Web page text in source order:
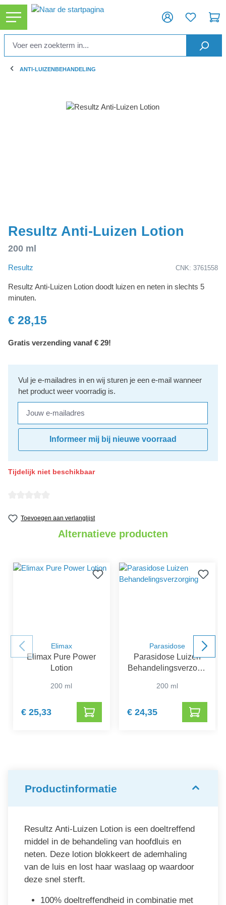
ANTI-LUIZENBEHANDELING
Afbeeldingengalerij overslaan
Resultz Anti-Luizen Lotion
200 ml
Resultz CNK: 3761558
Resultz Anti-Luizen Lotion doodt luizen en neten in slechts 5
minuten.
€ 28,15
Gratis verzending vanaf € 29!
Vul je e-mailadres in en wij sturen je een e-mail wanneer
het product weer voorradig is.
Informeer mij bij nieuwe voorraad
Tijdelijk niet beschikbaar
Toevoegen aan verlanglijst
Alternatieve producten
Elimax
Elimax Pure Power
Lotion
200 ml
€ 25,33
Parasidose
Parasidose Luizen
Behandelingsverzorgi
200 ml
€ 24,35
Productinformatie
Resultz Anti-Luizen Lotion is een doeltreffend
middel in de behandeling van hoofdluis en
neten. Deze lotion blokkeert de ademhaling
van de luis en lost haar waslaag op waardoor
deze snel sterft.
100% doeltreffendheid in combinatie met